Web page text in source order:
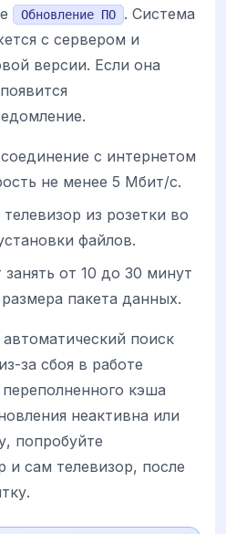
Обновление ПО
. Система
с сервером и
версии. Если она
с интернетом
не менее 5 Мбит/с.
из розетки во
файлов.
от 10 до 30 минут
пакета данных.
поиск
за сбоя в работе
кэша
неактивна или
попробуйте
и сам телевизор, после